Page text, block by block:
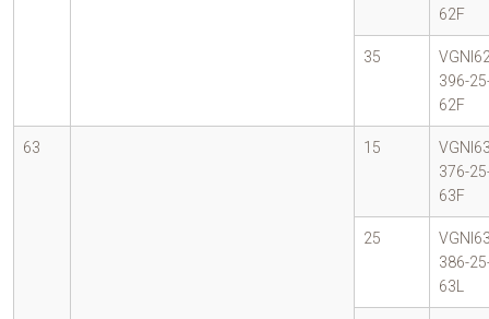
62F
35
396-
62F
63 15
376-
63F
25
386-
63L